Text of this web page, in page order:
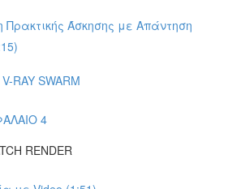
Πρακτικής Άσκησης με Απάντηση
RAY SWARM
4
RENDER